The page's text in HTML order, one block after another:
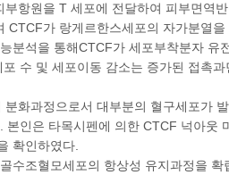
항원을 T 세포에 전달하여 피부면역
가 랑게르한스세포의 자가분열
분석을 통해CTCF가 세포부착분자 유
수 및 세포이동 감소는 증가된 접촉
화과정으로서 대부분의 혈구세포가
인은 타목시펜에 의한 CTCF 넉아웃
확인하였다.
수조혈모세포의 항상성 유지과정을